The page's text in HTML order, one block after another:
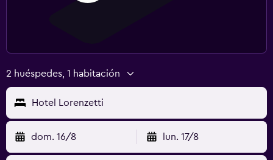
2 huéspedes, 1 habitación
Hotel Lorenzetti
dom. 16/8 lun. 17/8